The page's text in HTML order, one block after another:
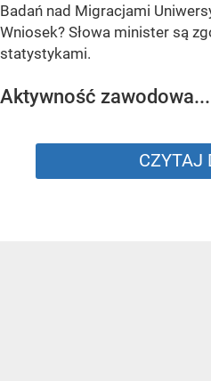
Badań nad Migracjami
Wniosek? Słowa minister są
statystykami.
Aktywność zawodowa...
CZYTAJ